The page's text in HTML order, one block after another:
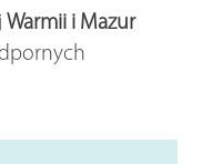
Warmii i Mazur